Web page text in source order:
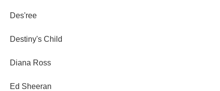
Des'ree
Destiny's Child
Diana Ross
Ed Sheeran